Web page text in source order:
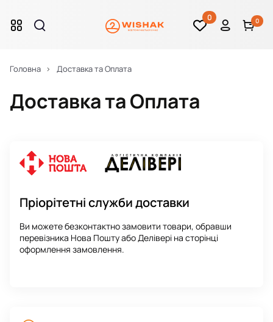
0 0
Головна Доставка та Оплата
Доставка та Оплата
Пріорітетні служби доставки
Ви можете безконтактно замовити товари, обравши
перевізника Нова Пошту або Делівері на сторінці
оформлення замовлення.